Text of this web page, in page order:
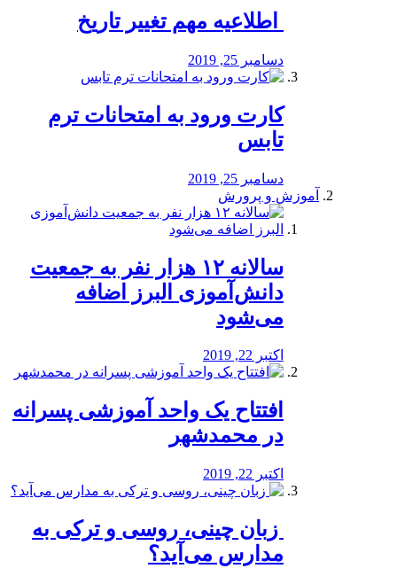
️ اطلاعیه مهم تغییر تاریخ
دسامبر 25, 2019
کارت ورود به امتحانات ترم
تابس
دسامبر 25, 2019
آموزش و پرورش
️سالانه ۱۲ هزار نفر به جمعیت
دانش‌آموزی البرز اضافه
می‌شود
اکتبر 22, 2019
افتتاح یک واحد آموزشی پسرانه
در محمدشهر
اکتبر 22, 2019
️ زبان چینی، روسی و ترکی به
مدارس می‌آید؟